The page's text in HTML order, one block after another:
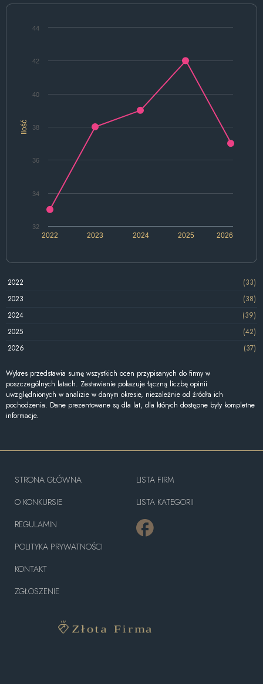
Ilość
2022 2024 2026
2023 2025
32
34
36
38
40
42
44
2022
(33)
2023
(38)
2024
(39)
2025
(42)
2026
(37)
Wykres przedstawia sumę wszystkich ocen przypisanych do firmy w
poszczególnych latach. Zestawienie pokazuje łączną liczbę opinii
uwzględnionych w analizie w danym okresie, niezależnie od źródła ich
pochodzenia. Dane prezentowane są dla lat, dla których dostępne były kompletne
informacje.
STRONA GŁÓWNA
O KONKURSIE
REGULAMIN
POLITYKA PRYWATNOŚCI
KONTAKT
ZGŁOSZENIE
LISTA FIRM
LISTA KATEGORII